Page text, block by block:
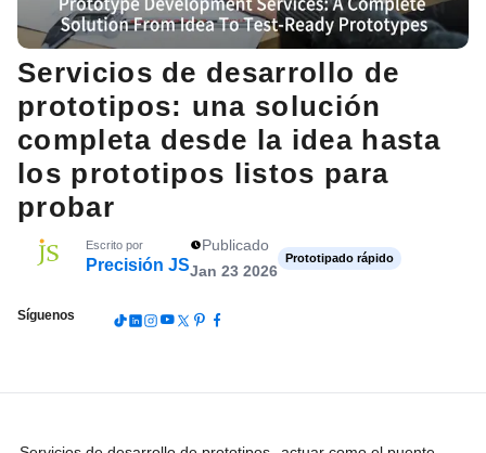
Servicios de desarrollo de
prototipos: una solución
completa desde la idea hasta
los prototipos listos para
probar
Escrito por
Precisión JS
Publicado
Jan 23 2026
Prototipado rápido
Síguenos